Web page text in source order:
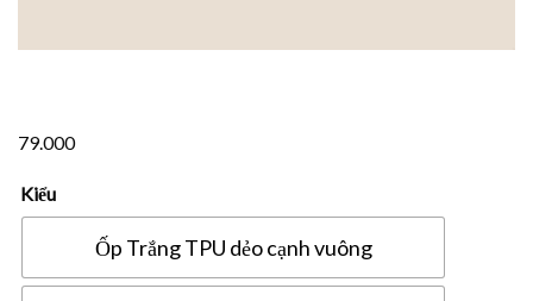
79.000
Kiểu
Ốp Trắng TPU dẻo cạnh vuông